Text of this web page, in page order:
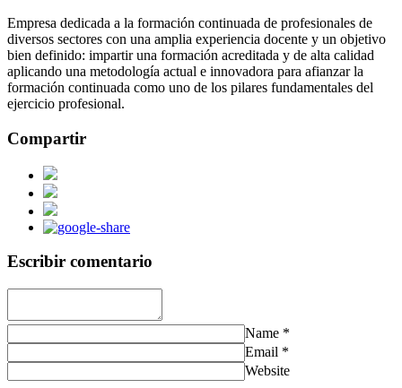
Empresa dedicada a la formación continuada de profesionales de
diversos sectores con una amplia experiencia docente y un objetivo
bien definido: impartir una formación acreditada y de alta calidad
aplicando una metodología actual e innovadora para afianzar la
formación continuada como uno de los pilares fundamentales del
ejercicio profesional.
Compartir
Escribir comentario
Name *
Email *
Website